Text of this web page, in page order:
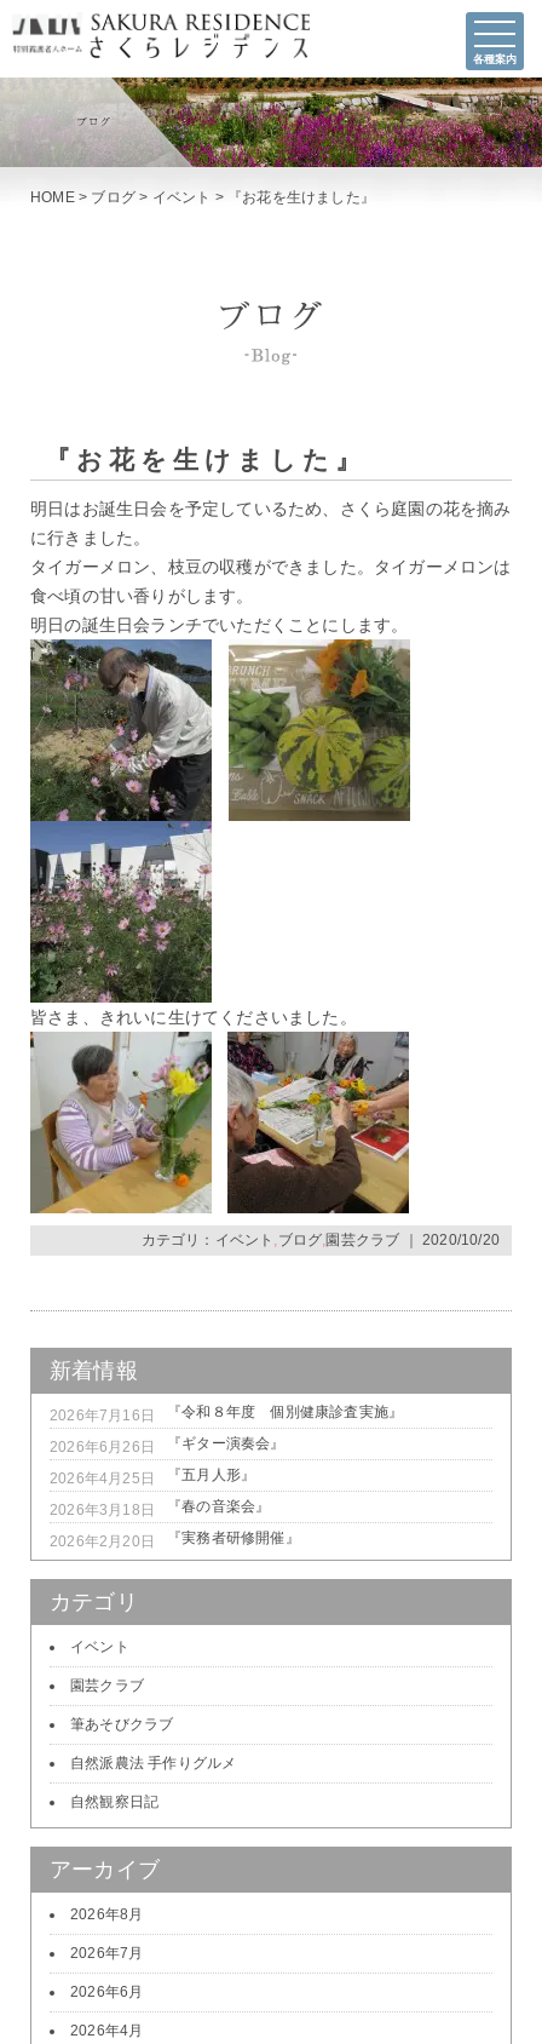
各種案内
HOME> ブログ > イベント > 『お花を生けました』
『お花を生けました』
明日はお誕生日会を予定しているため、さくら庭園の花を摘み
に行きました。
タイガーメロン、枝豆の収穫ができました。タイガーメロンは
食べ頃の甘い香りがします。
明日の誕生日会ランチでいただくことにします。
皆さま、きれいに生けてくださいました。
カテゴリ： イベント ブログ 園芸クラブ ｜ 2020/10/20
新着情報
2026年7月16日 『令和８年度 個別健康診査実施』
2026年6月26日 『ギター演奏会』
2026年4月25日 『五月人形』
2026年3月18日 『春の音楽会』
2026年2月20日 『実務者研修開催』
カテゴリ
イベント
園芸クラブ
筆あそびクラブ
自然派農法 手作りグルメ
自然観察日記
アーカイブ
2026年8月
2026年7月
2026年6月
2026年4月